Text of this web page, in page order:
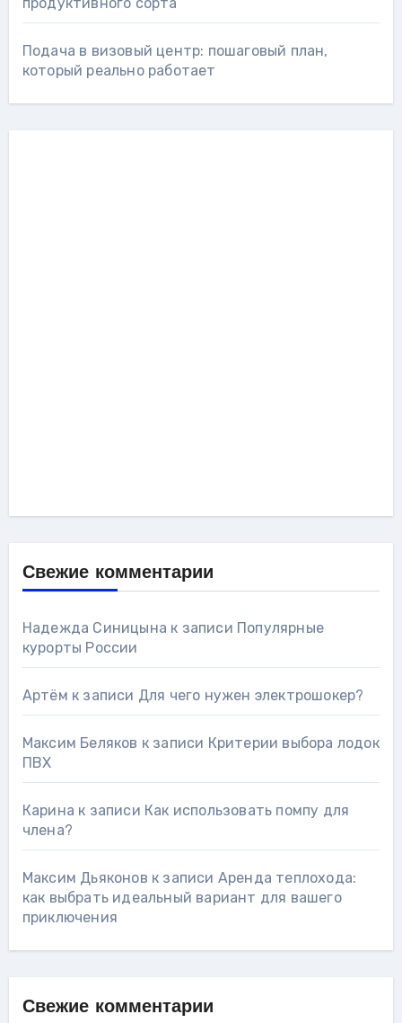
Подача в визовый центр: пошаговый план,
который реально работает
Свежие комментарии
Надежда Синицына к записи Популярные
курорты России
Артём к записи Для чего нужен электрошокер?
Максим Беляков к записи Критерии выбора лодок
ПВХ
Карина к записи Как использовать помпу для
члена?
Максим Дьяконов к записи Аренда теплохода:
как выбрать идеальный вариант для вашего
приключения
Свежие комментарии